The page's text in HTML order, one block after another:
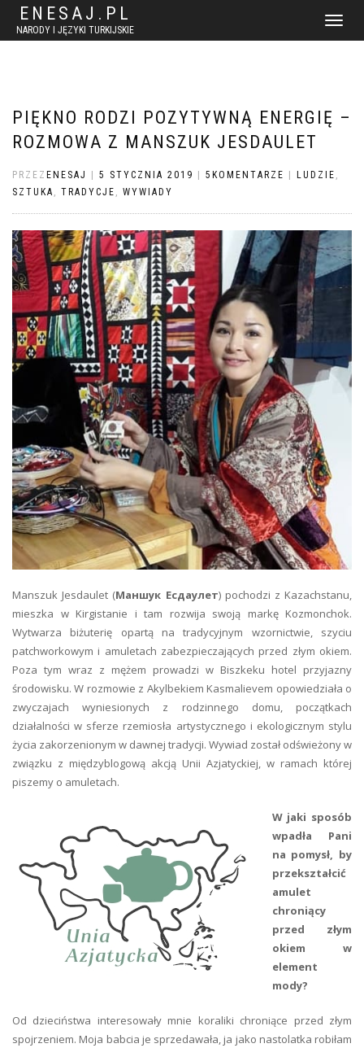
ENESAJ.PL
NARODY I JĘZYKI TURKIJSKIE
WŁĄCZ
PIĘKNO RODZI POZYTYWNĄ ENERGIĘ –
ROZMOWA Z MANSZUK JESDAULET
PRZEZ ENESAJ 5 STYCZNIA 2019 5KOMENTARZE LUDZIE ,
SZTUKA , TRADYCJE , WYWIADY
Manszuk Jesdaulet (Маншук Есдаулет) pochodzi z Kazachstanu,
mieszka w Kirgistanie i tam rozwija swoją markę Kozmonchok.
Wytwarza biżuterię opartą na tradycyjnym wzornictwie, szyciu
patchworkowym i amuletach zabezpieczających przed złym okiem.
Poza tym wraz z mężem prowadzi w Biszkeku hotel przyjazny
środowisku. W rozmowie z Akylbekiem Kasmalievem opowiedziała o
zwyczajach wyniesionych z rodzinnego domu, początkach
działalności w sferze rzemiosła artystycznego i ekologicznym stylu
życia zakorzenionym w dawnej tradycji. Wywiad został odświeżony w
związku z międzyblogową akcją Unii Azjatyckiej, w ramach której
piszemy o amuletach.
W jaki sposób
wpadła Pani
na pomysł, by
przekształcić
amulet
chroniący
przed złym
okiem w
element
mody?
Od dzieciństwa interesowały mnie koraliki chroniące przed złym
spojrzeniem. Moja babcia je sprzedawała, ja jako nastolatka robiłam